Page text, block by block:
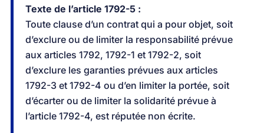
Texte de l’article 1792-5 :
Toute clause d’un contrat qui a pour objet, soit
d’exclure ou de limiter la responsabilité prévue
aux articles 1792, 1792-1 et 1792-2, soit
d’exclure les garanties prévues aux articles
1792-3 et 1792-4 ou d’en limiter la portée, soit
d’écarter ou de limiter la solidarité prévue à
l’article 1792-4, est réputée non écrite.